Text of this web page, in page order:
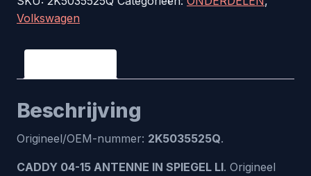
IN
LI
nr.
aantal
Volkswagen
Beschrijving
Origineel/OEM-nummer: 2K5035525Q.
CADDY 04-15 ANTENNE IN SPIEGEL LI. Origineel